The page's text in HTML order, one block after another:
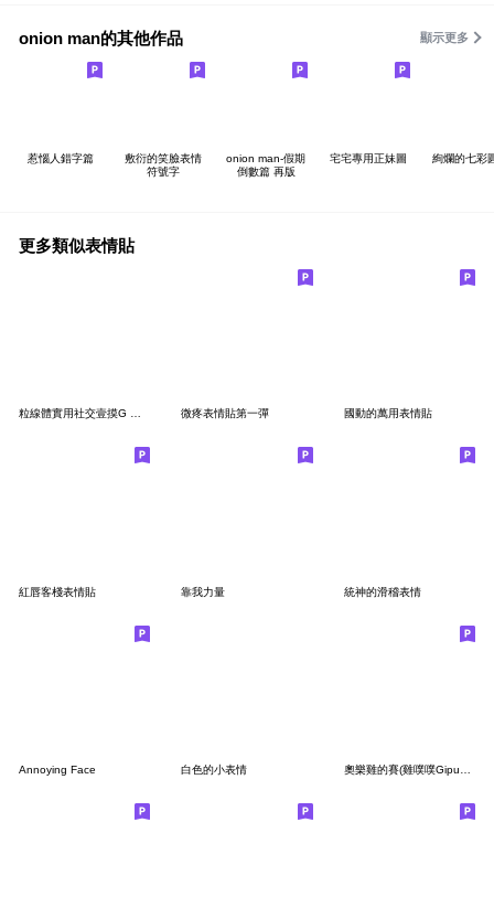
onion man的其他作品 顯示更多
惹惱人錯字篇
敷衍的笑臉表情
符號字
onion man-假期
倒數篇 再版
宅宅專用正妹圖 絢爛的七彩
更多類似表情貼
粒線體實用社交壹摸G 第一彈 微疼表情貼第一彈 國動的萬用表情貼
紅唇客棧表情貼 靠我力量 統神的滑稽表情
Annoying Face 白色的小表情